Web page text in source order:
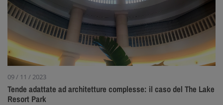
09 / 11 / 2023
Tende adattate ad architetture complesse: il caso del The Lake
Resort Park